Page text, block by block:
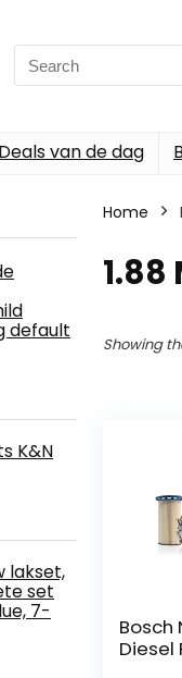
Search
for:
Deals van de dag
default
K&N
lakset,
set
7-
Home
Showing
Bosch
Diesel